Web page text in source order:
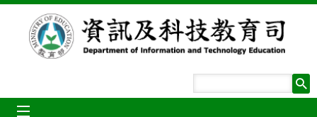
跳到主要內容區塊